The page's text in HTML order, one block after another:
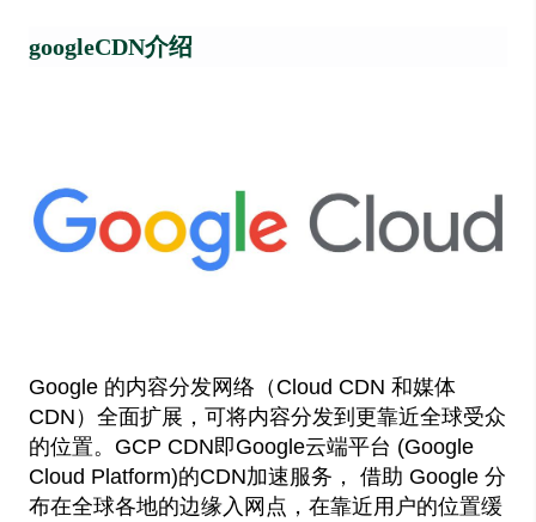
googleCDN介绍
Google 的内容分发网络（Cloud CDN 和媒体
CDN）全面扩展，可将内容分发到更靠近全球受众
的位置。GCP CDN即Google云端平台 (Google
Cloud Platform)的CDN加速服务， 借助 Google 分
布在全球各地的边缘入网点，在靠近用户的位置缓